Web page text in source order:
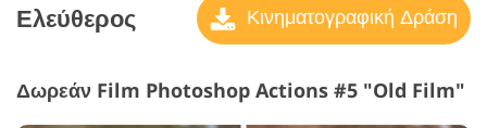
Ελεύθερος Κινηματογραφική Δράση
Δωρεάν Film Photoshop Actions #5 "Old Film"